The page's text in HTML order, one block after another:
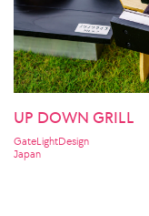
UP DOWN GRILL
GateLightDesign
Japan